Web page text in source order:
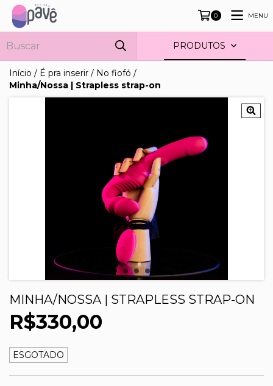
0 MENU
PRODUTOS
Início / É pra inserir / No fiofó /
Minha/Nossa | Strapless strap-on
MINHA/NOSSA | STRAPLESS STRAP-ON
R$330,00
ESGOTADO